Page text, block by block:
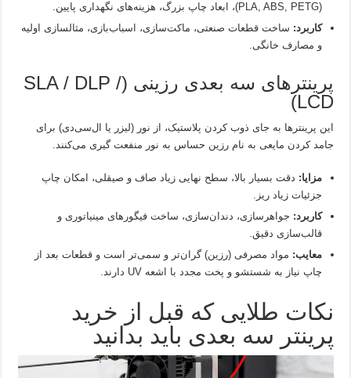
(PLA, ABS, PETG)، ابعاد چاپ بزرگ، هزینه‌های نگهداری پایین.
کاربرد: ساخت قطعات صنعتی، ماکت‌سازی، اسباب‌بازی، مثالسازی اولیه
و مصارف خانگی.
پرینترهای سه بعدی رزینی (SLA / DLP /
LCD)
این پرینترها به جای ذوب کردن پلاستیک، از نور (لیزر یا ال‌سی‌دی) برای
جامد کردن مایعی به نام رزین حساس به نور منفعت گیری می‌کنند.
مزایا: دقت بسیار بالا، سطح نهایی زیاد صاف و صیقلی، امکان چاپ
جزئیات زیاد ریز.
کاربرد: جواهرسازی، دندان‌سازی، ساخت فیگورهای مینیاتوری و
قالب‌سازی دقیق.
معایب: مواد مصرفی (رزین) گران‌تر و سمی‌تر است و قطعات بعد از
چاپ نیاز به شستشو و پخت مجدد با اشعه UV دارند.
نکات طلایی که قبل از خرید
پرینتر سه بعدی باید بدانید